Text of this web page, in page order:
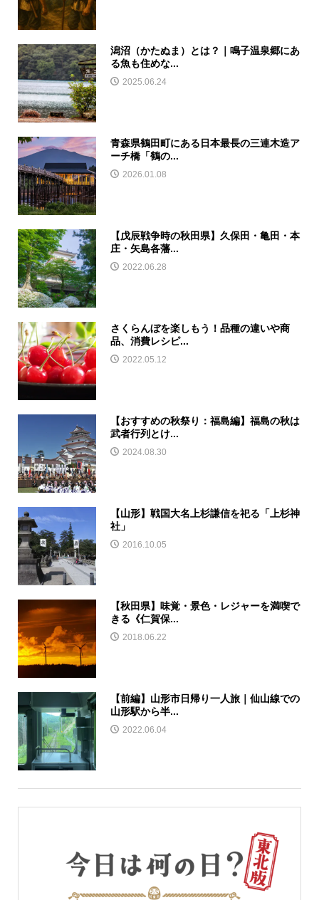
潟沼（かたぬま）とは？｜鳴子温泉郷にあ
る魚も住めな...
2025.06.24
青森県鶴田町にある日本最長の三連木造ア
ーチ橋「鶴の...
2026.01.08
【戊辰戦争時の秋田県】久保田・亀田・本
庄・矢島各藩...
2022.06.28
さくらんぼを楽しもう！品種の違いや商
品、消費レシピ...
2022.05.12
【おすすめの秋祭り：福島編】福島の秋は
武者行列とけ...
2024.08.30
【山形】戦国大名上杉謙信を祀る「上杉神
社」
2016.10.05
【秋田県】味覚・景色・レジャーを満喫で
きる《仁賀保...
2018.06.22
【前編】山形市日帰り一人旅｜仙山線での
山形駅から半...
2022.06.04